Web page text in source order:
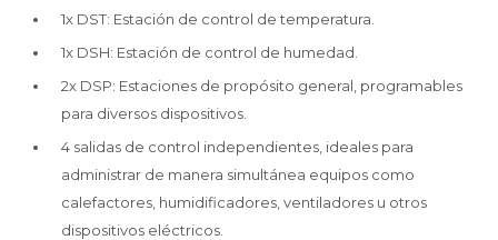
1x DST: Estación de control de temperatura.
1x DSH: Estación de control de humedad.
2x DSP: Estaciones de propósito general, programables
para diversos dispositivos.
4 salidas de control independientes, ideales para
administrar de manera simultánea equipos como
calefactores, humidificadores, ventiladores u otros
dispositivos eléctricos.